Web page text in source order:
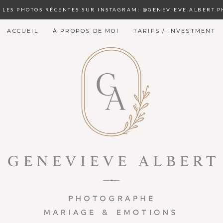
LES PHOTOS RÉCENTES SUR INSTAGRAM:
ACCUEIL À PROPOS DE MOI TARIFS / INVESTMENT